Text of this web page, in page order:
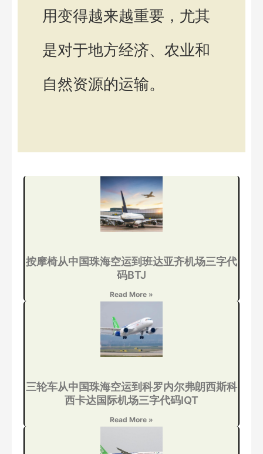
用变得越来越重要，尤其
是对于地方经济、农业和
自然资源的运输。
按摩椅从中国珠海空运到班达亚齐机场三字代
码BTJ
Read More »
三轮车从中国珠海空运到科罗内尔弗朗西斯科
西卡达国际机场三字代码IQT
Read More »